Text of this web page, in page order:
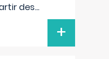
des...
+